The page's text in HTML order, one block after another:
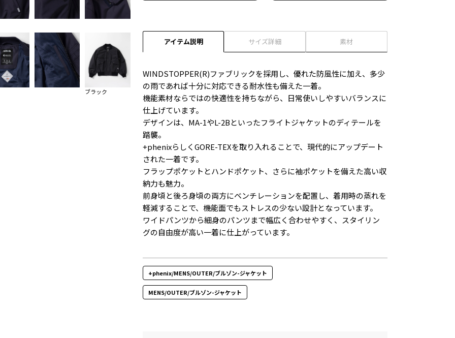
ブラック
アイテム説明 サイズ詳細 素材
WINDSTOPPER(R)ファブリックを採用し、優れた防風性に加え、多少
の雨であれば十分に対応できる耐水性も備えた一着。
機能素材ならではの快適性を持ちながら、日常使いしやすいバランスに
仕上げています。
デザインは、MA-1やL-2Bといったフライトジャケットのディテールを
踏襲。
+phenixらしくGORE-TEXを取り入れることで、現代的にアップデート
された一着です。
フラップポケットとハンドポケット、さらに袖ポケットを備えた高い収
納力も魅力。
前身頃と後ろ身頃の両方にベンチレーションを配置し、着用時の蒸れを
軽減することで、機能面でもストレスの少ない設計となっています。
ワイドパンツから細身のパンツまで幅広く合わせやすく、スタイリン
グの自由度が高い一着に仕上がっています。
+phenix/MENS/OUTER/ブルゾン-ジャケット
MENS/OUTER/ブルゾン-ジャケット